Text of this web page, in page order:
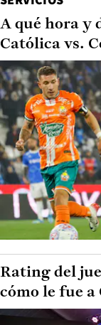
A qué hora y
Católica vs.
Rating del
cómo le fue a